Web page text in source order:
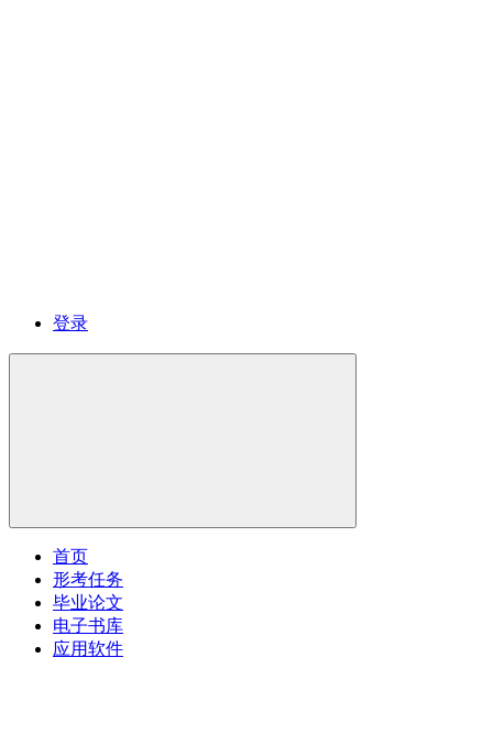
登录
首页
形考任务
毕业论文
电子书库
应用软件